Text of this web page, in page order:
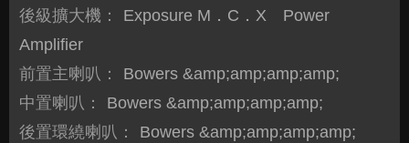
後級擴大機：
Exposure M．C．X Power
Amplifier
前置主喇叭：
Bowers &amp;amp;amp;amp;
中置喇叭：
Bowers &amp;amp;amp;amp;
後置環繞喇叭：
Bowers &amp;amp;amp;amp;